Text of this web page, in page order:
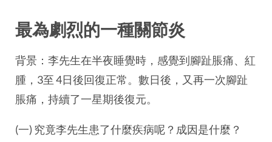
最為劇烈的一種關節炎
背景：李先生在半夜睡覺時，感覺到腳趾脹痛、紅
腫，3至 4日後回復正常。數日後，又再一次腳趾
脹痛，持續了一星期後復元。
(一) 究竟李先生患了什麼疾病呢？成因是什麼？